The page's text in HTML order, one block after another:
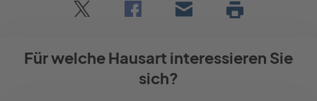
Für welche Hausart interessieren Sie
sich?